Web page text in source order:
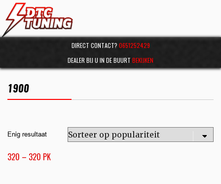
DIRECT CONTACT? 0651252429
DEALER BIJ U IN DE BUURT BEKIJKEN
1900
Enig resultaat
320 – 320 PK